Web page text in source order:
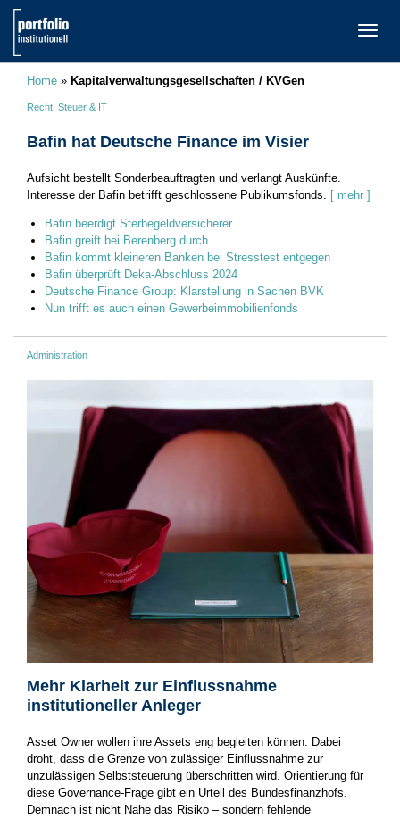
Home » Kapitalverwaltungsgesellschaften / KVGen
Recht, Steuer & IT
Bafin hat Deutsche Finance im Visier
Aufsicht bestellt Sonderbeauftragten und verlangt Auskünfte.
Interesse der Bafin betrifft geschlossene Publikumsfonds. [ mehr ]
Bafin beerdigt Sterbegeldversicherer
Bafin greift bei Berenberg durch
Bafin kommt kleineren Banken bei Stresstest entgegen
Bafin überprüft Deka-Abschluss 2024
Deutsche Finance Group: Klarstellung in Sachen BVK
Nun trifft es auch einen Gewerbeimmobilienfonds
Administration
Mehr Klarheit zur Einflussnahme
institutioneller Anleger
Asset Owner wollen ihre Assets eng begleiten können. Dabei
droht, dass die Grenze von zulässiger Einflussnahme zur
unzulässigen Selbststeuerung überschritten wird. Orientierung für
diese Governance-Frage gibt ein Urteil des Bundesfinanzhofs.
Demnach ist nicht Nähe das Risiko – sondern fehlende